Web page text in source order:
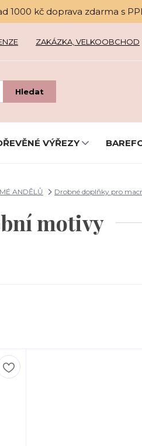
1000 kč doprava zdarma s
ZAKÁZKA, VELKOOBCHOD
Hledat
VÝŘEZY
ANDĚLŮ Drobné doplňky pro
motivy